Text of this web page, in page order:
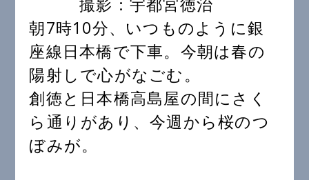
撮影：宇都宮徳治
朝7時10分、いつものように銀
座線日本橋で下車。今朝は春の
陽射しで心がなごむ。
創徳と日本橋高島屋の間にさく
ら通りがあり、今週から桜のつ
ぼみが。